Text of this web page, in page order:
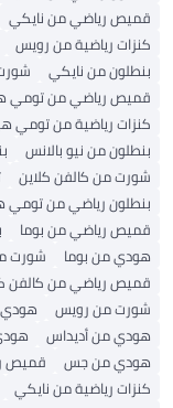
قميص رياضي من نايكي
كنزات رياضية من رويس
بنطلون من نايكي
قميص رياضي من تومي
كنزات رياضية من تومي
بنطلون من نيو بالانس
شورت من كالفن كلاين
بنطلون رياضي من تومي
قميص رياضي من بوما
هودي من بوما
شورت
قميص رياضي من كالفن
شورت من رويس
هودي
هودي من أديداس
هودي من جس
قميص
كنزات رياضية من نايكي